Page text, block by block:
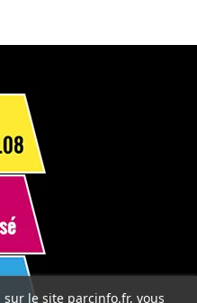
le site parcinfo.fr, vous